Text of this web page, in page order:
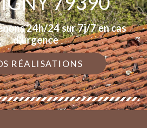
24h/24 sur 7j/7 en cas
d'urgence
RÉALISATIONS